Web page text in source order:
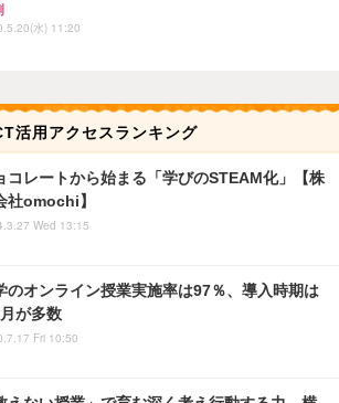
水) 11:20
活用アクセスランキング
コレートから始まる「学びのSTEAM化」【株
社omochi】
Wed 13:15
のオンライン授業実施率は97％、導入時期は
が多数
Fri 10:50